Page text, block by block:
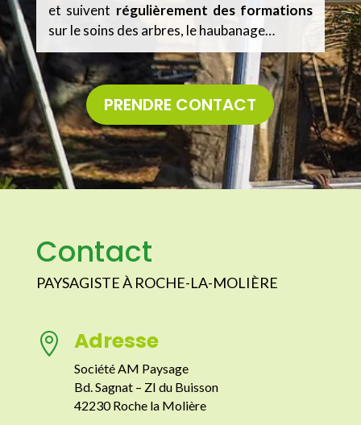
et suivent régulièrement des formations
sur le soins des arbres, le haubanage…
PRENDRE CONTACT
Contact
PAYSAGISTE À ROCHE-LA-MOLIÈRE
 Adresse
Société AM Paysage
Bd. Sagnat – ZI du Buisson
42230 Roche la Molière